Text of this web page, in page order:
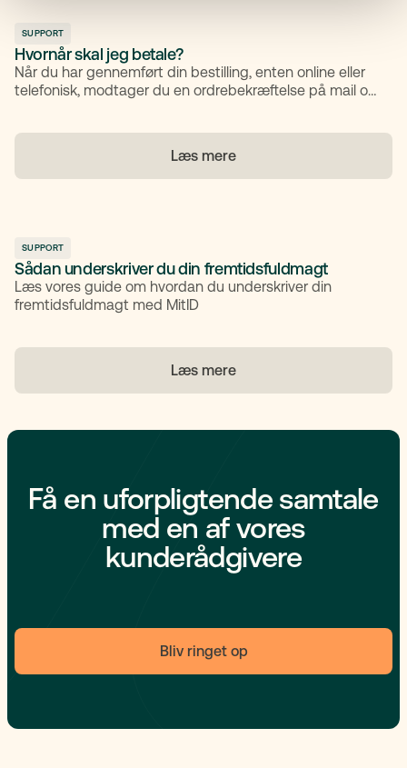
SUPPORT
Hvornår skal jeg betale?
Når du har gennemført din bestilling, enten online eller
telefonisk, modtager du en ordrebekræftelse på mail og
Læs mere
SUPPORT
Sådan underskriver du din fremtidsfuldmagt
Læs vores guide om hvordan du underskriver din
fremtidsfuldmagt med MitID
Læs mere
Få en uforpligtende samtale
med en af vores
kunderådgivere
Bliv ringet op